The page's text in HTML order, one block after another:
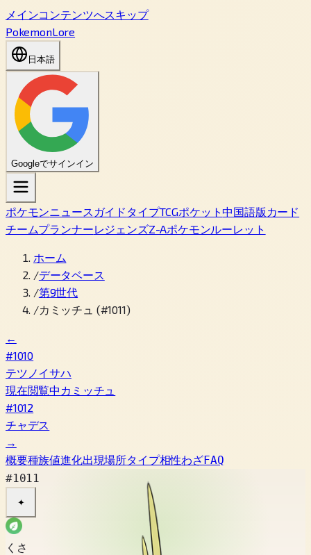
メインコンテンツへスキップ
PokemonLore
日本語
Googleでサインイン
ポケモンニュース ガイド タイプTCGポケット中国語版カード
チームプランナーレジェンズZ-Aポケモンルーレット
ホーム
/データベース
/第9世代
/カミッチュ (#1011)
←
#1010
テツノイサハ
現在閲覧中 カミッチュ
#1012
チャデス
→
概要種族値進化出現場所タイプ相性わざFAQ
#1011
✦
くさ